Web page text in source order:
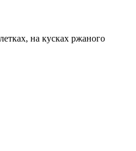
на кусках ржаного